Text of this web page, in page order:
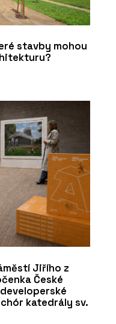
stavby mohou
Jiřího z
České
katedrály sv.